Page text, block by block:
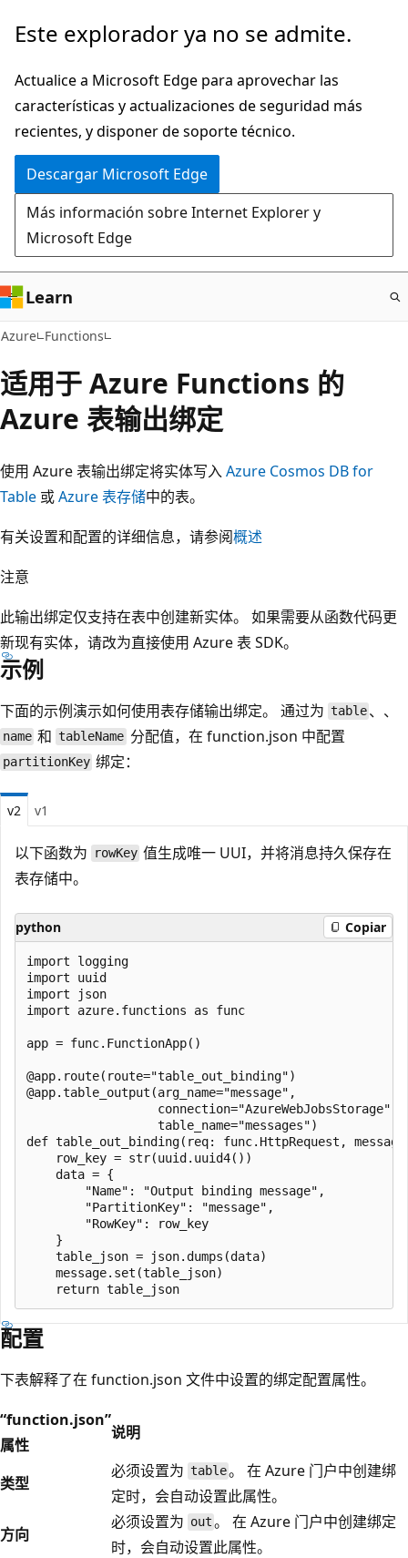
Ir
contenido
principal
Este explorador ya no se admite.
Actualice a Microsoft Edge para aprovechar las
características y actualizaciones de seguridad más
recientes, y disponer de soporte técnico.
Descargar Microsoft Edge
Más información sobre Internet Explorer y
Microsoft Edge
Learn
Azure Functions
适用于 Azure Functions 的
Azure 表输出绑定
使用 Azure 表输出绑定将实体写入Azure Cosmos DB for
Table 或Azure 表存储中的表。
有关设置和配置的详细信息，请参阅概述
注意
此输出绑定仅支持在表中创建新实体。 如果需要从函数代码更
新现有实体，请改为直接使用 Azure 表 SDK。
示例
下面的示例演示如何使用表存储输出绑定。 通过为 table 、 、
name 和 tableName 分配值，在 function.json 中配置
partitionKey 绑定：
v2 v1
以下函数为 rowKey 值生成唯一 UUI，并将消息持久保存在
表存储中。
python Copiar
import logging
import uuid
import json
import azure.functions as func
app = func.FunctionApp()
@app.route(route="table_out_binding")
@app.table_output(arg_name="message",
                  connection="AzureWebJobsStorage",
                  table_name="messages")
def table_out_binding(req: func.HttpRequest,
    row_key = str(uuid.uuid4())
    data = {
        "Name": "Output binding message",
        "PartitionKey": "message",
        "RowKey": row_key
    }
    table_json = json.dumps(data)
    message.set(table_json)
配置
下表解释了在 function.json 文件中设置的绑定配置属性。
“function.json”
属性
说明
类型
必须设置为 table。 在 Azure 门户中创建绑
定时，会自动设置此属性。
方向
必须设置为 out 。 在 Azure 门户中创建绑定
时，会自动设置此属性。